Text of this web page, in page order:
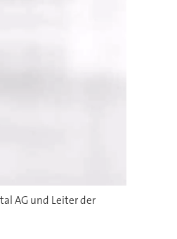
AG und Leiter der